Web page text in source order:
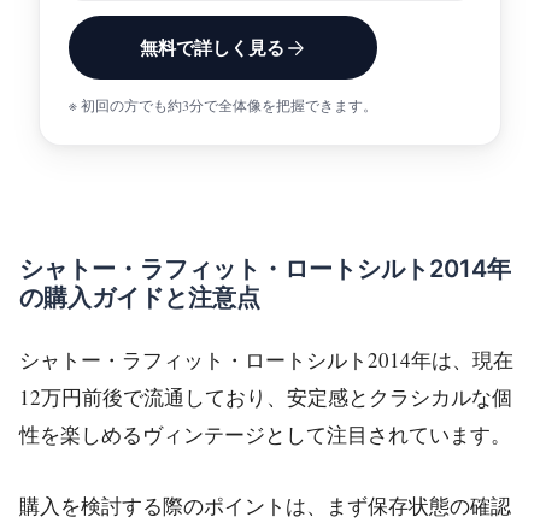
無料で詳しく見る
※ 初回の方でも約3分で全体像を把握できます。
シャトー・ラフィット・ロートシルト2014年
の購入ガイドと注意点
シャトー・ラフィット・ロートシルト2014年は、現在
12万円前後で流通しており、安定感とクラシカルな個
性を楽しめるヴィンテージとして注目されています。
購入を検討する際のポイントは、まず保存状態の確認